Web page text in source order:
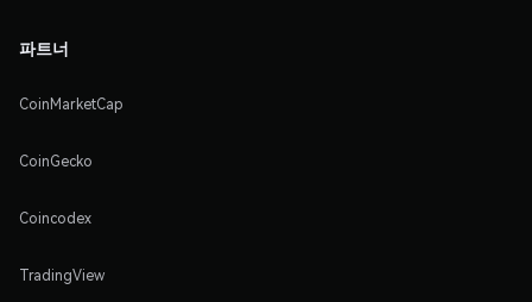
파트너
CoinMarketCap
CoinGecko
Coincodex
TradingView